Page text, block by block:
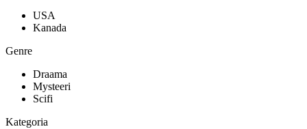
USA
Kanada
Genre
Draama
Mysteeri
Scifi
Kategoria